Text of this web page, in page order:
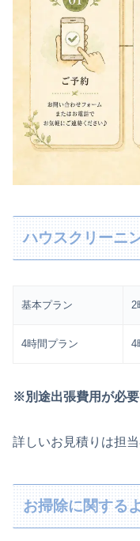
ハウスクリーニ
基本プラン 2
4時間プラン 4
※別途出張費用が必要
詳しいお見積りは担
お掃除に関する